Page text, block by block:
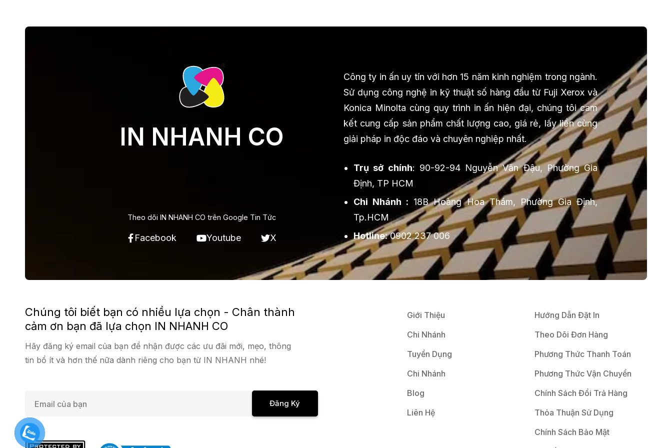
IN NHANH CO
Theo dõi IN NHANH CO trên Google Tin Tức
Facebook Youtube X
Công ty in ấn uy tín với hơn 15 năm kinh nghiệm trong ngành.
Sử dụng công nghệ in kỹ thuật số hàng đầu từ Fuji Xerox và
Konica Minolta cùng quy trình in ấn hiện đại, chúng tôi cam
kết cung cấp sản phẩm chất lượng cao, giá rẻ, lấy liền cùng
giải pháp in độc đáo và chuyên nghiệp nhất.
Trụ sở chính: 90-92-94 Nguyễn Văn Đậu, Phường Gia
Định, TP HCM
Chi Nhánh : 18B Hoàng Hoa Thám, Phường Gia Định,
Tp.HCM
Hotline:0902 237 006
Chúng tôi biết bạn có nhiều lựa chọn - Chân thành
cảm ơn bạn đã lựa chọn IN NHANH CO
Hãy đăng ký email của bạn để nhận được các ưu đãi mới, mẹo, thông
tin bổ ít và hơn thế nữa dành riêng cho bạn từ IN NHANH nhé!
a
i
Đăng Ký
Giới Thiệu
Chi Nhánh
Tuyển Dụng
Chi Nhánh
Blog
Liên Hệ
Hướng Dẫn Đặt In
Theo Dõi Đơn Hàng
Phương Thức Thanh Toán
Phương Thức Vận Chuyển
Chính Sách Đổi Trả Hàng
Thỏa Thuận Sử Dụng
Chính Sách Bảo Mật